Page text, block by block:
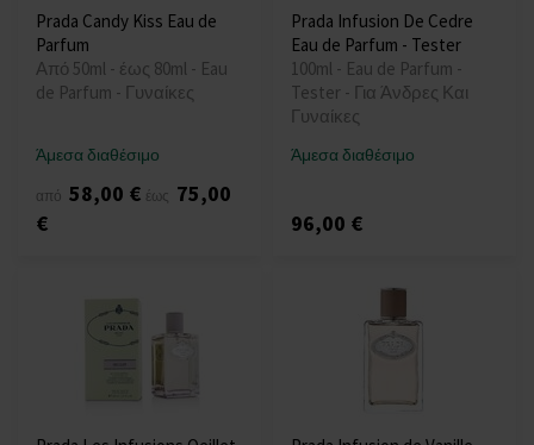
Prada Candy Kiss Eau de
Parfum
Από 50ml - έως 80ml - Eau
de Parfum - Γυναίκες
Άμεσα διαθέσιμο
από 58,00 € έως 75,00
€
Prada Infusion De Cedre
Eau de Parfum - Tester
100ml - Eau de Parfum -
Tester - Για Άνδρες Και
Γυναίκες
Άμεσα διαθέσιμο
96,00 €